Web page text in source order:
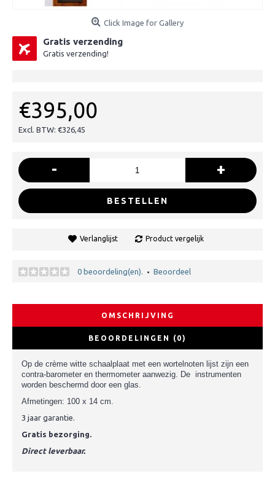
Click Image for Gallery
Gratis verzending
Gratis verzending!
€395,00
Excl. BTW: €326,45
- +
BESTELLEN
Verlanglijst Product vergelijk
0 beoordeling(en). • Beoordeel
OMSCHRIJVING
BEOORDELINGEN (0)
Op de crème witte schaalplaat met een wortelnoten lijst zijn een
contra-barometer en thermometer aanwezig. De instrumenten
worden beschermd door een glas.
Afmetingen: 100 x 14 cm.
3 jaar garantie.
Gratis bezorging.
Direct leverbaar.